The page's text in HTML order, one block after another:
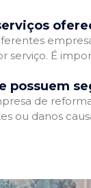
serviço. É
possuem
de
ou danos